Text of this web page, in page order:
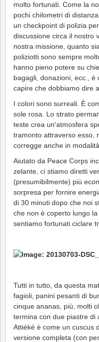
molto fortunati. Come la
pochi chilometri di
un checkpoint di polizia
discussione circa il nostro
nostra missione, quanto
poliziotti sono sempre
hanno pieno potere su
bagagli, donazioni, ecc.,
capire che dobbiamo dire
I colori sono surreali. È
sole rosa. Lo strato
teste crea un'atmosfera
tramonto attraverso esso,
corregge anche in
Aiutato da Peace Corps
zelante, ci stiamo diretti
(presumibilmente) più
sorpresa per fornire
di 30 minuti dopo che noi
che non è coperto lungo
sentiamo fortunati ciclare
Tutti in tutto, da questa
fagioli, panini pesanti di
cinque ananas, più, molti
termina con due piastre di
Attiéké è come un cuscus
versione completa (con